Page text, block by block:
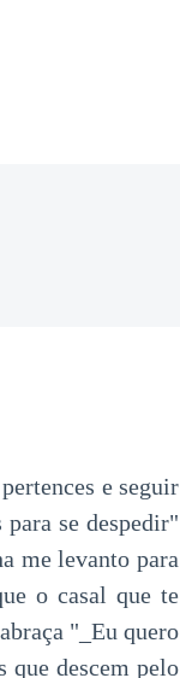
e seguir
se despedir"
me levanto para
o casal que te
"_Eu quero
que descem pelo